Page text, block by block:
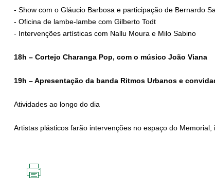
- Show com o Gláucio Barbosa e participação de Bernardo
- Oficina de lambe-lambe com Gilberto Todt
- Intervenções artísticas com Nallu Moura e Milo Sabino
18h – Cortejo Charanga Pop, com o músico João Viana
19h – Apresentação da banda Ritmos Urbanos e
Atividades ao longo do dia
Artistas plásticos farão intervenções no espaço do